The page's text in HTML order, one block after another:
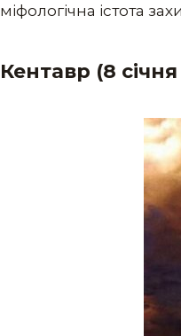
міфологічна істота
Кентавр (8